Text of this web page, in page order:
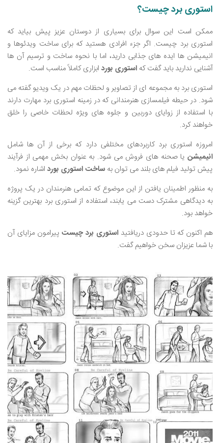
استوری برد چیست؟
ممکن است این سوال برای بسیاری از دوستان عزیز پیش بیاید که
استوری برد چیست. اگر جزء افرادی هستید که برای ساخت ویدئوها و
انیمیشن‌ ها ایده‌ های جذابی دارید، اما با نحوه ساخت و ترسیم آن ها
آشنایی ندارید باید گفت که استوری بورد ابزاری کاملاً مناسب است.
استوری برد به مجموعه ‌ای از تصاویر و لحظات مهم در یک ویدیو گفته می
‌شود. در حیطه فیلمسازی هنرمندانی که در زمینه استوری برد مهارت دارند
با استفاده از زوایای دوربین و جلوه ‌های ویژه لحظات خاصی را خلق
خواهند کرد.
امروزه استوری برد کاربردهای مختلفی دارد که برخی از آن ها شامل
انیمیشن یا صحنه ‌های فروش می‌ شود. به عنوان بخش مهمی از فرآیند
پیش تولید فیلم‌ های بلند می ‌توان به ساخت استوری بورد اشاره نمود.
به منظور اطمینان یافتن از این موضوع که تمامی هنرمندان در یک پروژه
به دیدگاهی مشترک دست می ‌یابند، استفاده از استوری برد بهترین گزینه
خواهد بود.
هم اکنون که تا حدودی دریافتید استوری برد چیست پیرامون مزایای آن
با شما عزیزان سخن خواهیم گفت.